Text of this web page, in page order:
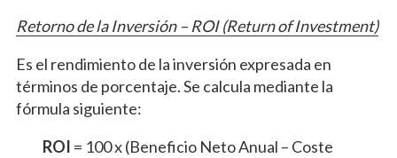
Retorno de la Inversión – ROI (Return of Investment)
Es el rendimiento de la inversión expresada en
términos de porcentaje. Se calcula mediante la
fórmula siguiente:
ROI = 100 x (Beneficio Neto Anual – Coste